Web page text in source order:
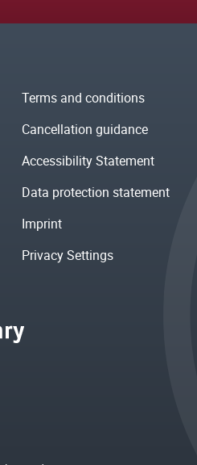
Terms and conditions
Cancellation guidance
Accessibility Statement
Data protection statement
Imprint
Privacy Settings